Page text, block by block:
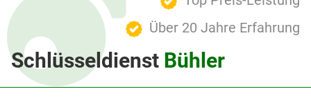
Über 20 Jahre Erfahrung
Schlüsseldienst Bühler